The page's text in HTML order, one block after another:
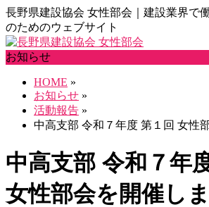
長野県建設協会 女性部会｜建設業界で
のためのウェブサイト
お知らせ
HOME »
お知らせ »
活動報告 »
中高支部 令和７年度 第１回 女性
中高支部 令和７年
女性部会を開催し